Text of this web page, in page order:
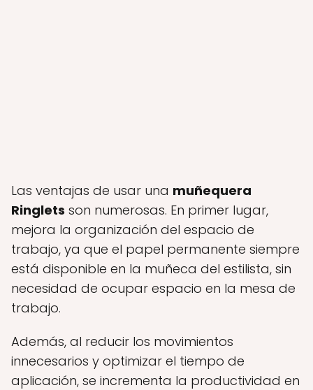
Las ventajas de usar una muñequera
Ringlets son numerosas. En primer lugar,
mejora la organización del espacio de
trabajo, ya que el papel permanente siempre
está disponible en la muñeca del estilista, sin
necesidad de ocupar espacio en la mesa de
trabajo.
Además, al reducir los movimientos
innecesarios y optimizar el tiempo de
aplicación, se incrementa la productividad en